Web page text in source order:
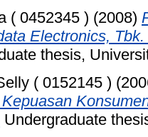
( 0452345 ) (2008)
Electronics,
thesis,
( 0152145 )
Kepuasan
Undergraduate